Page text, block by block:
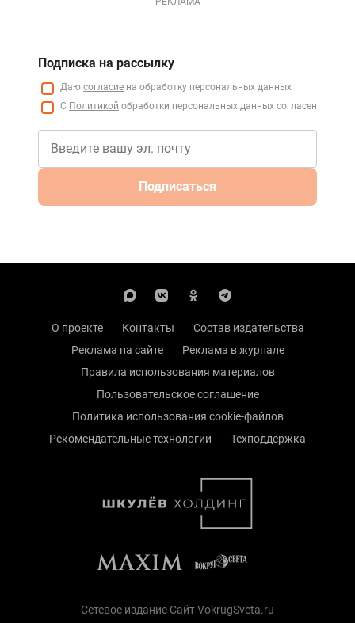
Подписка на рассылку
Даю согласие на обработку персональных данных
С Политикой обработки персональных данных согласен
Подписаться
О проекте Контакты
Состав издательства
Реклама на сайте
Реклама в журнале
Правила использования материалов
Пользовательское соглашение
Политика использования cookie-файлов
Рекомендательные технологии
Техподдержка
Сетевое издание Сайт VokrugSveta.ru